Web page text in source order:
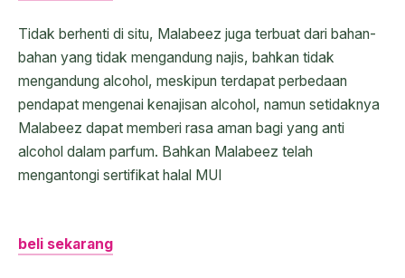
Tidak berhenti di situ, Malabeez juga terbuat dari bahan-
bahan yang tidak mengandung najis, bahkan tidak
mengandung alcohol, meskipun terdapat perbedaan
pendapat mengenai kenajisan alcohol, namun setidaknya
Malabeez dapat memberi rasa aman bagi yang anti
alcohol dalam parfum. Bahkan Malabeez telah
mengantongi sertifikat halal MUI
beli sekarang